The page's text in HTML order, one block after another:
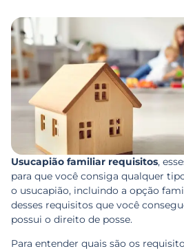
Usucapião familiar requisitos,
para que você consiga qualquer
o usucapião, incluindo a opção
desses requisitos que você
possui o direito de posse.
Para entender quais são os